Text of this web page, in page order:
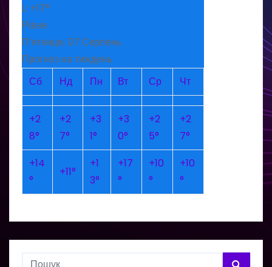
L: +17°
Рівне
П’ятниця, 07 Серпень
Прогноз на тиждень
Сб
Нд Пн Вт Ср Чт
+2
8°
+2
7°
+3
1°
+3
0°
+2
5°
+2
7°
+14
°
+11°
+1
3°
+17
°
+10
°
+10
°